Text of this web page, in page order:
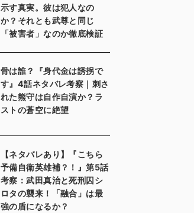
示す真実。彼は犯人なの
か？それとも武尊と同じ
「被害者」なのか徹底検証
骨は誰？『身代金は誘拐で
す』4話ネタバレ考察｜刺さ
れた熊守は自作自演か？ラ
ストの蒼空に絶望
【ネタバレあり】『こちら
予備自衛英雄補？！』第5話
考察：武田真治と死刑囚シ
ロタの襲来！「融合」は最
強の盾になるか？